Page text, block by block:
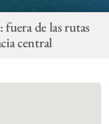
fuera de las rutas
central